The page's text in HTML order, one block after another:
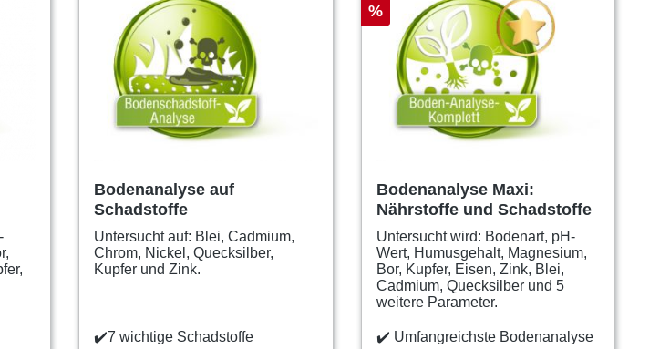
Bodenanalyse auf
Schadstoffe
Untersucht auf: Blei, Cadmium,
Chrom, Nickel, Quecksilber,
Kupfer und Zink.
✔️7 wichtige Schadstoffe
%
Bodenanalyse Maxi:
Nährstoffe und Schadstoffe
Untersucht wird: Bodenart, pH-
Wert, Humusgehalt, Magnesium,
Bor, Kupfer, Eisen, Zink, Blei,
Cadmium, Quecksilber und 5
weitere Parameter.
✔️ Umfangreichste Bodenanalyse